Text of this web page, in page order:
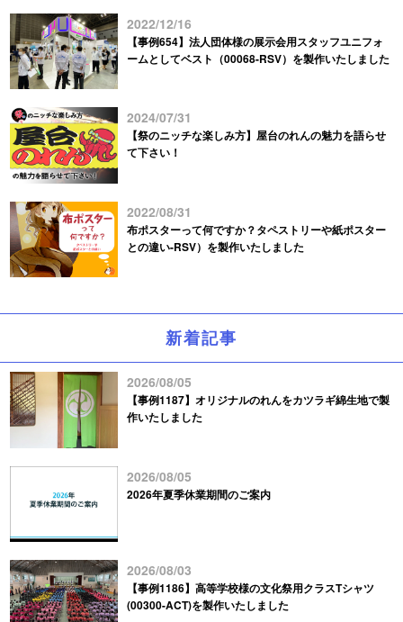
2022/12/16
【事例654】法人団体様の展示会用スタッフユニフォ
ームとしてベスト（00068-RSV）を製作いたしました
2024/07/31
【祭のニッチな楽しみ方】屋台のれんの魅力を語らせ
て下さい！
2022/08/31
布ポスターって何ですか？タペストリーや紙ポスター
との違い-RSV）を製作いたしました
新着記事
2026/08/05
【事例1187】オリジナルのれんをカツラギ綿生地で製
作いたしました
2026/08/05
2026年夏季休業期間のご案内
2026/08/03
【事例1186】高等学校様の文化祭用クラスTシャツ
(00300-ACT)を製作いたしました